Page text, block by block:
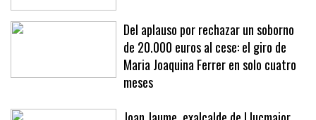
Del aplauso por rechazar un soborno
de 20.000 euros al cese: el giro de
Maria Joaquina Ferrer en solo cuatro
meses